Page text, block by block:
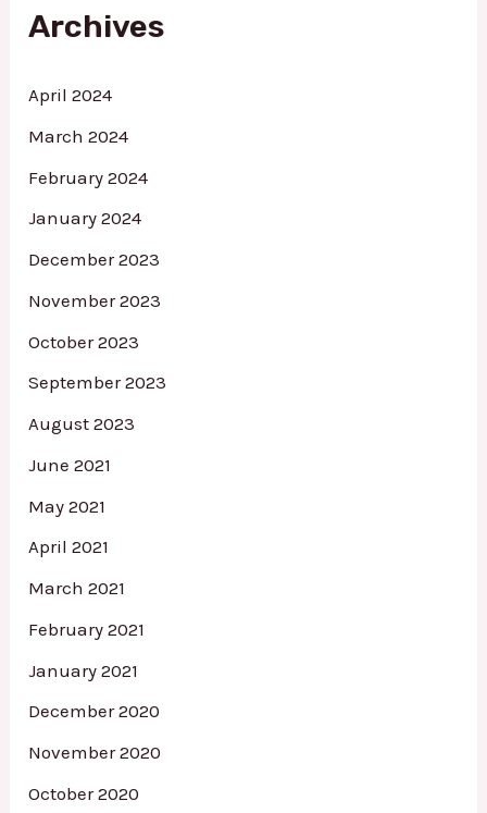
o
Archives
April 2024
March 2024
February 2024
January 2024
December 2023
November 2023
October 2023
September 2023
August 2023
June 2021
May 2021
April 2021
March 2021
February 2021
January 2021
December 2020
November 2020
October 2020